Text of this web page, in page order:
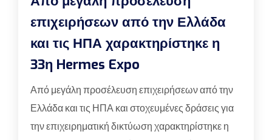
επιχειρήσεων από την Ελλάδα
και τις ΗΠΑ χαρακτηρίστηκε η
33η Hermes Expo
Από μεγάλη προσέλευση επιχειρήσεων από την
Ελλάδα και τις ΗΠΑ και στοχευμένες δράσεις για
την επιχειρηματική δικτύωση χαρακτηρίστηκε η